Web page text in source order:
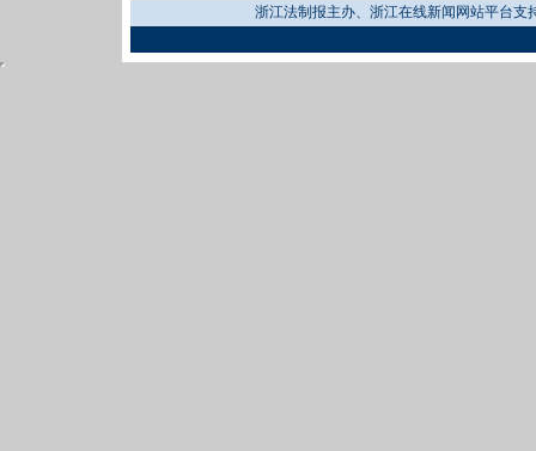
浙江法制报主办、浙江在线新闻网站平台